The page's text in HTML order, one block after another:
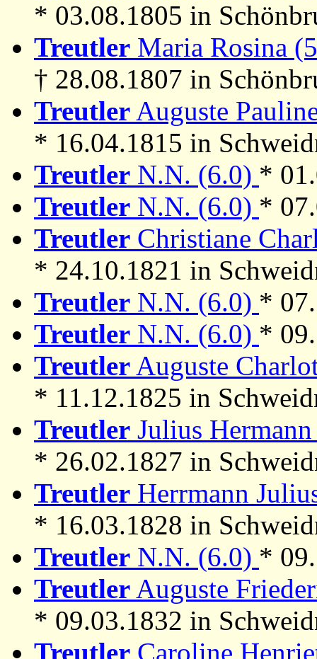
* 03.08.1805 in
Treutler Maria Rosina
† 28.08.1807 in
Treutler Auguste
* 16.04.1815 in
Treutler N.N. (6.0) *
Treutler N.N. (6.0) *
Treutler Christiane
* 24.10.1821 in
Treutler N.N. (6.0) *
Treutler N.N. (6.0) *
Treutler Auguste
* 11.12.1825 in
Treutler Julius
* 26.02.1827 in
Treutler Herrmann
* 16.03.1828 in
Treutler N.N. (6.0) *
Treutler Auguste
* 09.03.1832 in
Treutler Caroline